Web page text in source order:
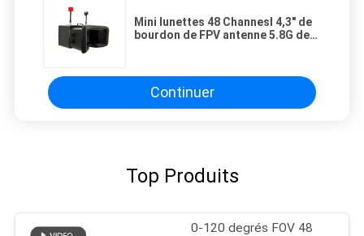
Mini lunettes 48 Channesl 4,3" de
bourdon de FPV antenne 5.8G de
Continuer
Top Produits
0-120 degrés FOV 48